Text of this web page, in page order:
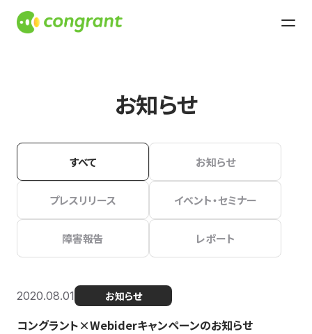
お知らせ
すべて お知らせ
プレスリリース イベント・セミナー
障害報告 レポート
2020.08.01 お知らせ
コングラント×Webiderキャンペーンのお知らせ